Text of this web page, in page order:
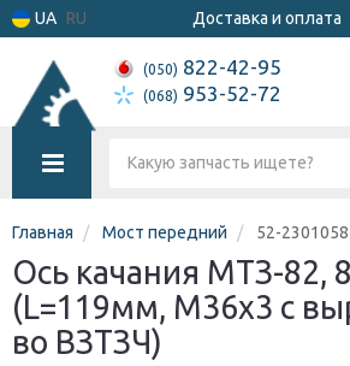
UA RU Доставка и оплата
(050) 822-42-95
(068) 953-52-72
Главная Мост передний 52-
Ось качания МТЗ-82,
(L=119мм, М36х3 с
во ВЗТЗЧ)